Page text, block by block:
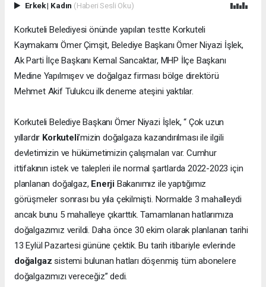
Erkek| Kadın (Haberi Sesli Oku)
Korkuteli Belediyesi önünde yapılan testte Korkuteli
Kaymakamı Ömer Çimşit, Belediye Başkanı Ömer Niyazi İşlek,
Ak Parti İlçe Başkanı Kemal Sancaktar, MHP İlçe Başkanı
Medine Yapılmışev ve doğalgaz firması bölge direktörü
Mehmet Akif Tulukcu ilk deneme ateşini yaktılar.
Korkuteli Belediye Başkanı Ömer Niyazi İşlek, “ Çok uzun
yıllardır Korkuteli’mizin doğalgaza kazandırılması ile ilgili
devletimizin ve hükümetimizin çalışmaları var. Cumhur
ittifakının istek ve talepleri ile normal şartlarda 2022-2023 için
planlanan doğalgaz, Enerji Bakanımız ile yaptığımız
görüşmeler sonrası bu yıla çekilmişti. Normalde 3 mahalleydi
ancak bunu 5 mahalleye çıkarttık. Tamamlanan hatlarımıza
doğalgazımız verildi. Daha önce 30 ekim olarak planlanan tarihi
13 Eylül Pazartesi gününe çektik. Bu tarih itibariyle evlerinde
doğalgaz sistemi bulunan hatları döşenmiş tüm abonelere
doğalgazımızı vereceğiz” dedi.